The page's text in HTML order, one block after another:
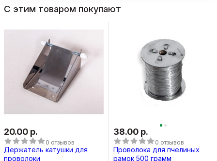
С этим товаром покупают
20.00 р.
0 отзывов
Держатель катушки для
проволоки
38.00 р.
0 отзывов
Проволока для пчелиных
рамок 500 грамм